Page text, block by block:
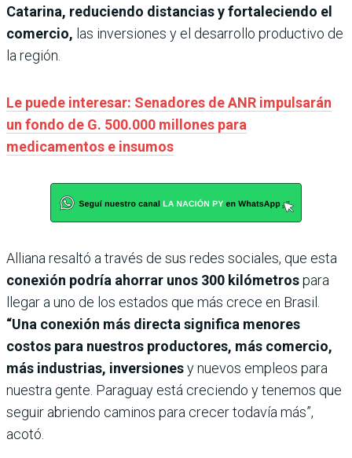
Catarina, reduciendo distancias y fortaleciendo el
comercio, las inversiones y el desarrollo productivo de
la región.
Le puede interesar: Senadores de ANR impulsarán
un fondo de G. 500.000 millones para
medicamentos e insumos
Alliana resaltó a través de sus redes sociales, que esta
conexión podría ahorrar unos 300 kilómetrospara
llegar a uno de los estados que más crece en Brasil.
“Una conexión más directa significa menores
costos para nuestros productores, más comercio,
más industrias, inversionesy nuevos empleos para
nuestra gente. Paraguay está creciendo y tenemos que
seguir abriendo caminos para crecer todavía más”,
acotó.